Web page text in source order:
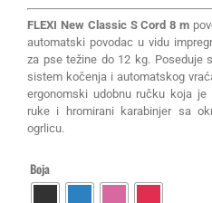
FLEXI New Classic S Cord 8 m
automatski povodac u vidu
za pse težine do 12 kg. Poseduje
sistem kočenja i automatskog
ergonomski udobnu ručku koja je
ruke i hromirani karabinjer sa
ogrlicu.
Boja